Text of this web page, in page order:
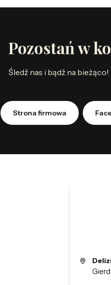
Pozostań w
Śledź nas i bądź na bieżąco!
Strona firmowa